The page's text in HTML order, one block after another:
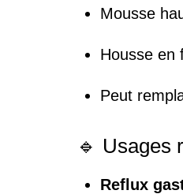
Mousse
Housse en
Peut
🔹 Usages
Reflux